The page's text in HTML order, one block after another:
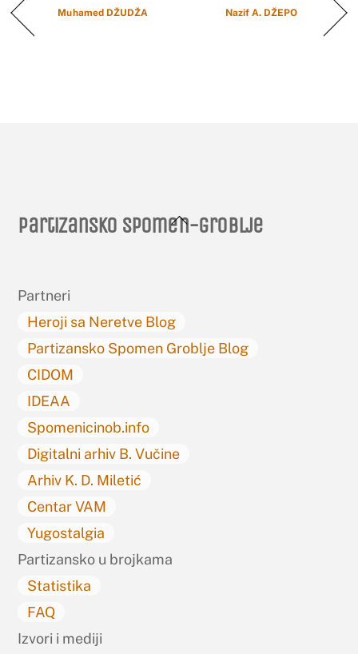
Muhamed DŽUDŽA Nazif A. DŽEPO
Back
Partizansko spomen-groblje
Partneri
Heroji sa Neretve Blog
Partizansko Spomen Groblje Blog
CIDOM
IDEAA
Spomenicinob.info
Digitalni arhiv B. Vučine
Arhiv K. D. Miletić
Centar VAM
Yugostalgia
Partizansko u brojkama
Statistika
FAQ
Izvori i mediji